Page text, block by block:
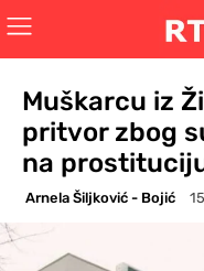
Muškarcu iz
pritvor zbog
na
Arnela Šiljković - Bojić